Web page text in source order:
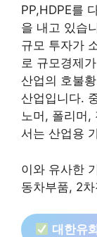
PP,HDPE를
을 내고 있습
규모 투자가
로 규모경제
산업의 호불
산업입니다.
노머, 폴리머,
서는 산업용
이와 유사한
동차부품, 2
대한유